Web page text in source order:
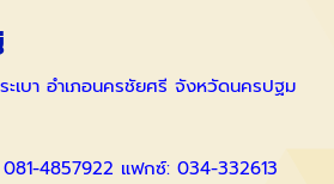
เบา อำเภอนครชัยศรี จังหวัดนครปฐม
4857922 แฟกซ์: 034-332613